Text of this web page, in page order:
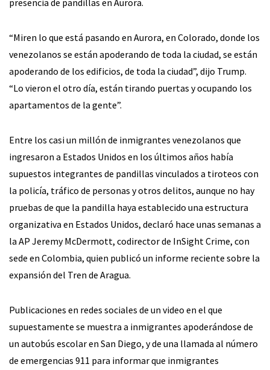
“Miren lo que está pasando en Aurora, en Colorado, donde los
venezolanos se están apoderando de toda la ciudad, se están
apoderando de los edificios, de toda la ciudad”, dijo Trump.
“Lo vieron el otro día, están tirando puertas y ocupando los
apartamentos de la gente”.
Entre los casi un millón de inmigrantes venezolanos que
ingresaron a Estados Unidos en los últimos años había
supuestos integrantes de pandillas vinculados a tiroteos con
la policía, tráfico de personas y otros delitos, aunque no hay
pruebas de que la pandilla haya establecido una estructura
organizativa en Estados Unidos, declaró hace unas semanas a
la AP Jeremy McDermott, codirector de InSight Crime, con
sede en Colombia, quien publicó un informe reciente sobre la
expansión del Tren de Aragua.
Publicaciones en redes sociales de un video en el que
supuestamente se muestra a inmigrantes apoderándose de
un autobús escolar en San Diego, y de una llamada al número
de emergencias 911 para informar que inmigrantes